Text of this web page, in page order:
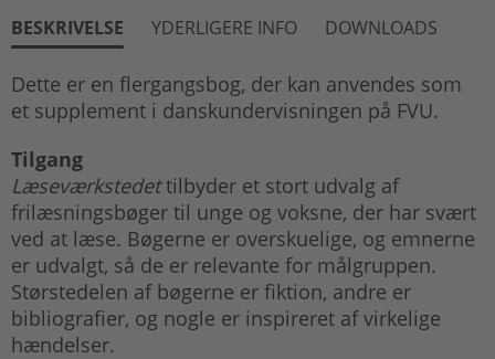
BESKRIVELSE YDERLIGERE INFO DOWNLOADS
Dette er en flergangsbog, der kan anvendes som
et supplement i danskundervisningen på FVU.
Tilgang
Læseværkstedettilbyder et stort udvalg af
frilæsningsbøger til unge og voksne, der har svært
ved at læse. Bøgerne er overskuelige, og emnerne
er udvalgt, så de er relevante for målgruppen.
Størstedelen af bøgerne er fiktion, andre er
bibliografier, og nogle er inspireret af virkelige
hændelser.